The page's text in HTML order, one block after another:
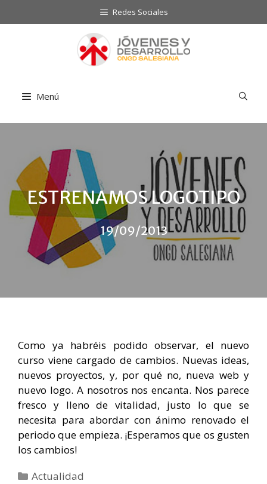
al
Redes Sociales
Menú
ESTRENAMOS LOGOTIPO
19/09/2013
Como ya habréis podido observar, el nuevo
curso viene cargado de cambios. Nuevas ideas,
nuevos proyectos, y, por qué no, nueva web y
nuevo logo. A nosotros nos encanta. Nos parece
fresco y lleno de vitalidad, justo lo que se
necesita para abordar con ánimo renovado el
periodo que empieza. ¡Esperamos que os gusten
los cambios!
Categorías
Actualidad